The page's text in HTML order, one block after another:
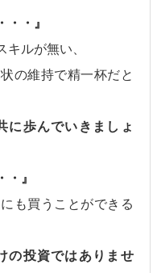
・・』
ルが無い、
の維持で精一杯だと
に歩んでいきましょ
・』
も買うことができる
の投資ではありませ